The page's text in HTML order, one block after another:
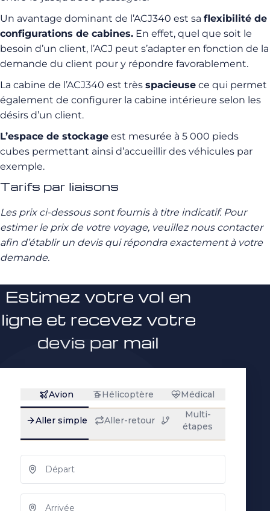
Un avantage dominant de l’ACJ340 est sa flexibilité de
configurations de cabines. En effet, quel que soit le
besoin d’un client, l’ACJ peut s’adapter en fonction de la
demande du client pour y répondre favorablement.
La cabine de l’ACJ340 est très spacieuse ce qui permet
également de configurer la cabine intérieure selon les
désirs d’un client.
L’espace de stockage est mesurée à 5 000 pieds
cubes permettant ainsi d’accueillir des véhicules par
exemple.
Tarifs par liaisons
Les prix ci-dessous sont fournis à titre indicatif. Pour
estimer le prix de votre voyage, veuillez nous contacter
afin d’établir un devis qui répondra exactement à votre
demande.
Estimez votre vol en
ligne et recevez votre
devis par mail